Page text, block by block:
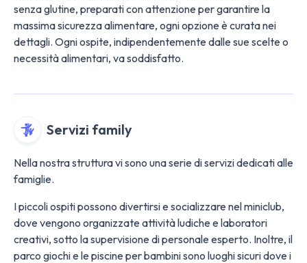
senza glutine, preparati con attenzione per garantire la
massima sicurezza alimentare, ogni opzione è curata nei
dettagli. Ogni ospite, indipendentemente dalle sue scelte o
necessità alimentari, va soddisfatto.
Servizi family
Nella nostra struttura vi sono una serie di servizi dedicati alle
famiglie.
I piccoli ospiti possono divertirsi e socializzare nel miniclub,
dove vengono organizzate attività ludiche e laboratori
creativi, sotto la supervisione di personale esperto. Inoltre, il
parco giochi e le piscine per bambini sono luoghi sicuri dove i